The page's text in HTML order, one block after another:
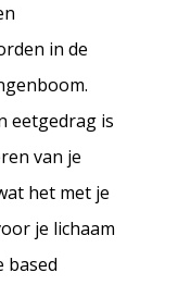
in de
eetgedrag is
van je
het met je
je lichaam
based